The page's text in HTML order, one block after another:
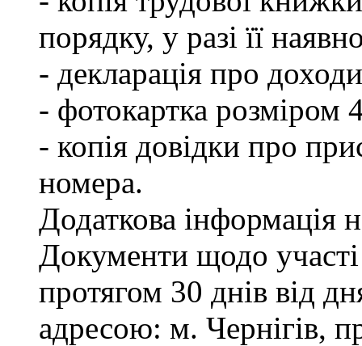
порядку, у разі її
- декларація про
- фотокартка розміром
- копія довідки про
номера.
Додаткова інформація
Документи щодо
протягом 30 днів від
адресою: м. Чернігів,